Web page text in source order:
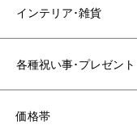
インテリア･雑貨
各種祝い事･プレゼント
価格帯